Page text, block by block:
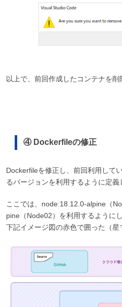
以上で、前回作成したコンテナを削
④ Dockerfileの修正
Dockerfileを修正し、前回利用して
るバージョンを利用するように定義
ここでは、node:18.12.0-alpine（
pine（Node02）を利用するようにし
下記イメージ図の赤色で囲った